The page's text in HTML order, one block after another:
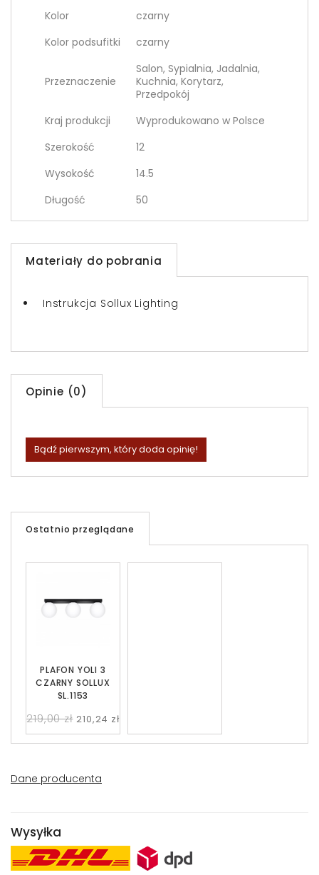
Kolor
czarny
Kolor podsufitki
czarny
Przeznaczenie
Salon, Sypialnia, Jadalnia,
Kuchnia, Korytarz,
Przedpokój
Kraj produkcji
Wyprodukowano w Polsce
Szerokość
12
Wysokość
14.5
Długość
50
Materiały do pobrania
Instrukcja Sollux Lighting
Opinie (0)
Bądź pierwszym, który doda opinię!
Ostatnio przeglądane
PLAFON YOLI 3
CZARNY SOLLUX
SL.1153
219,00 zł 210,24 zł
Dane producenta
Wysyłka